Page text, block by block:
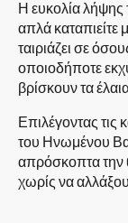
Η ευκολία λήψης
απλά καταπιείτε
ταιριάζει σε
οποιοδήποτε
βρίσκουν τα
Επιλέγοντας τις
του Ηνωμένου
απρόσκοπτα την
χωρίς να